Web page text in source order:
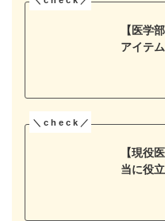
【医学
アイテ
【現役
当に役